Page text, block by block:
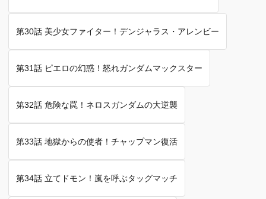
第30話 美少女ファイター！デンジャラス・アレンビー
第31話 ピエロの幻惑！怒れガンダムマックスター
第32話 危険な罠！ネロスガンダムの大逆襲
第33話 地獄からの使者！チャップマン復活
第34話 立てドモン！嵐を呼ぶタッグマッチ